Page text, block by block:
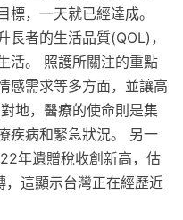
，一天就已經達成。
者的生活品質(QOL)，
活。 照護所關注的重點
感需求等多方面，並讓高
地，醫療的使命則是集
疾病和緊急狀況。 另一
年遺贈稅收創新高，估
這顯示台灣正在經歷近